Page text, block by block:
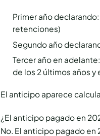
Primer año
retenciones)
Segundo año
Tercer año en
de los 2 últimos años
El anticipo aparece
¿El anticipo pagado en
No. El anticipo pagado